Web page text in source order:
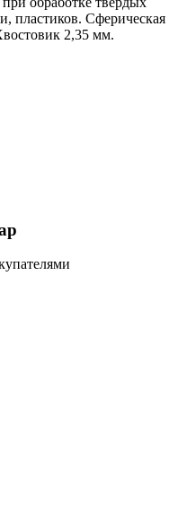
пластиков. Сферическая
2,35 мм.